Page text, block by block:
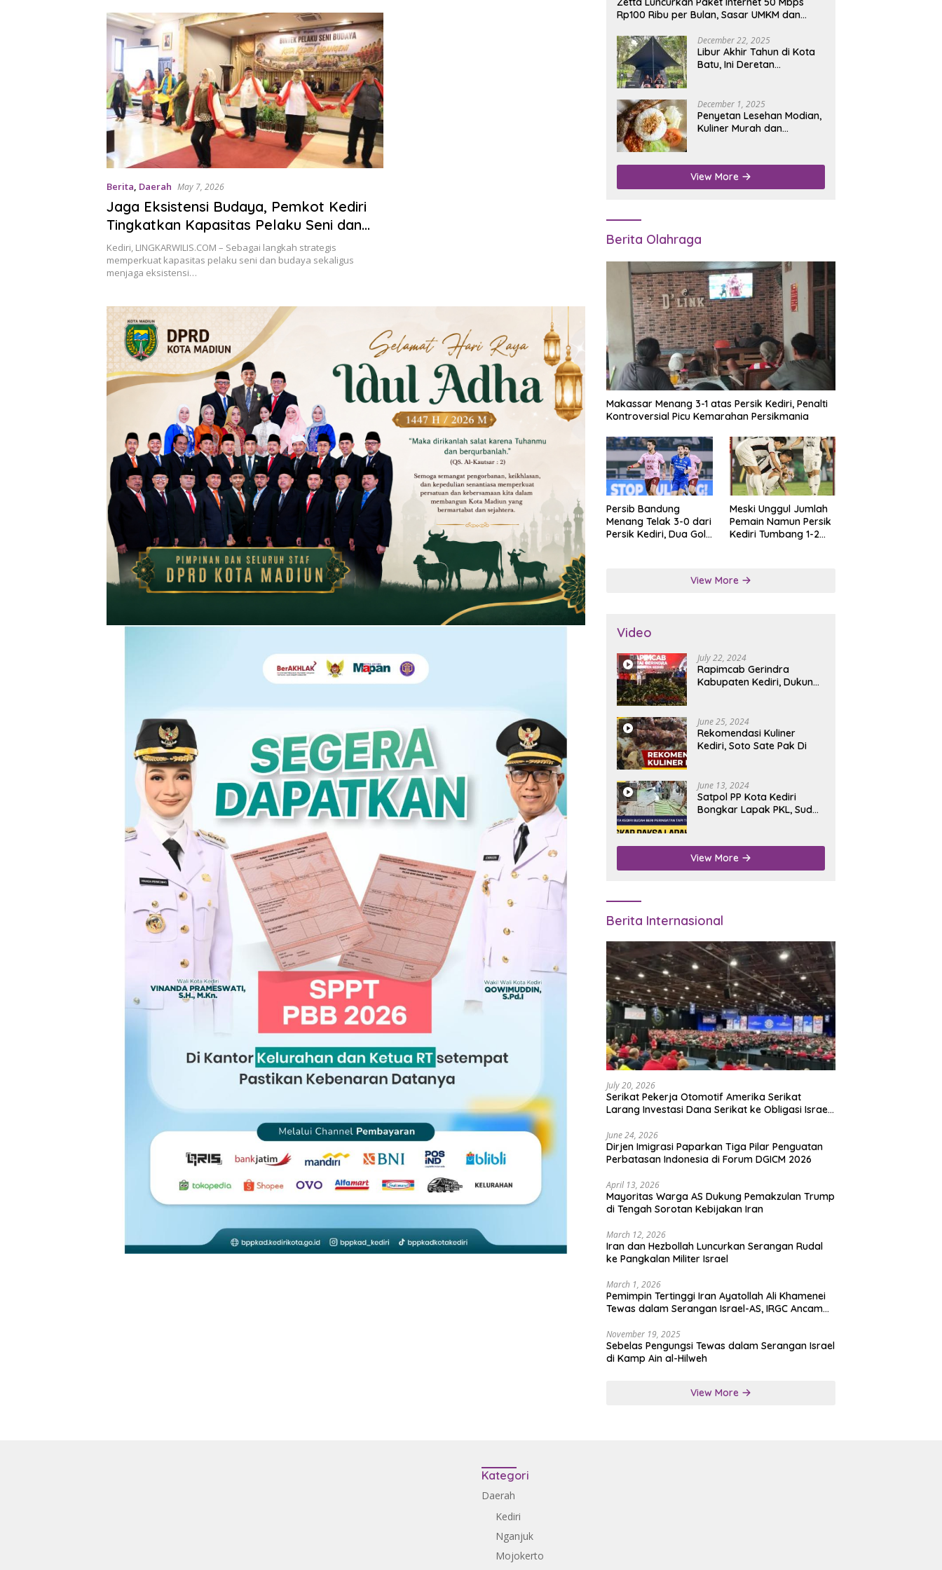
Berita, Daerah May 7, 2026
Jaga Eksistensi Budaya, Pemkot Kediri
Tingkatkan Kapasitas Pelaku Seni dan
Budaya Melalui Bimtek
Kediri, LINGKARWILIS.COM – Sebagai langkah strategis
memperkuat kapasitas pelaku seni dan budaya sekaligus
menjaga eksistensi…
Rp100 Ribu per Bulan, Sasar UMKM dan
December 22, 2025
Libur Akhir Tahun di Kota
Batu, Ini Deretan
December 1, 2025
Penyetan Lesehan Modian,
Kuliner Murah dan
Nganjuk
View More
Berita Olahraga
Makassar Menang 3-1 atas Persik Kediri, Penalti
Kontroversial Picu Kemarahan Persikmania
Persib Bandung
Menang Telak 3-0 dari
Persik Kediri, Dua Gol
Meski Unggul Jumlah
Pemain Namun Persik
Kediri Tumbang 1-2
View More
Video
July 22, 2024
Rapimcab Gerindra
Kabupaten Kediri, Dukung
June 25, 2024
Rekomendasi Kuliner
Kediri, Soto Sate Pak Di
June 13, 2024
Satpol PP Kota Kediri
Bongkar Lapak PKL, Sudah
View More
Berita Internasional
July 20, 2026
Serikat Pekerja Otomotif Amerika Serikat
Larang Investasi Dana Serikat ke Obligasi Israel,
June 24, 2026
Dirjen Imigrasi Paparkan Tiga Pilar Penguatan
Perbatasan Indonesia di Forum DGICM 2026
April 13, 2026
Mayoritas Warga AS Dukung Pemakzulan Trump
di Tengah Sorotan Kebijakan Iran
March 12, 2026
Iran dan Hezbollah Luncurkan Serangan Rudal
ke Pangkalan Militer Israel
March 1, 2026
Pemimpin Tertinggi Iran Ayatollah Ali Khamenei
Tewas dalam Serangan Israel-AS, IRGC Ancam
November 19, 2025
Sebelas Pengungsi Tewas dalam Serangan Israel
di Kamp Ain al-Hilweh
View More
Kategori
Daerah
Kediri
Nganjuk
Mojokerto